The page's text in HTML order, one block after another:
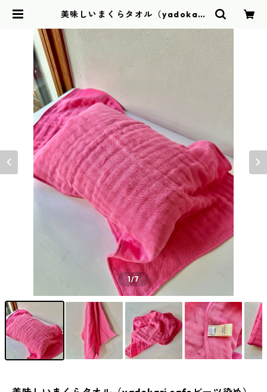
美味しいまくらタオル（yadokari
w towel | maemuki towel
1/7